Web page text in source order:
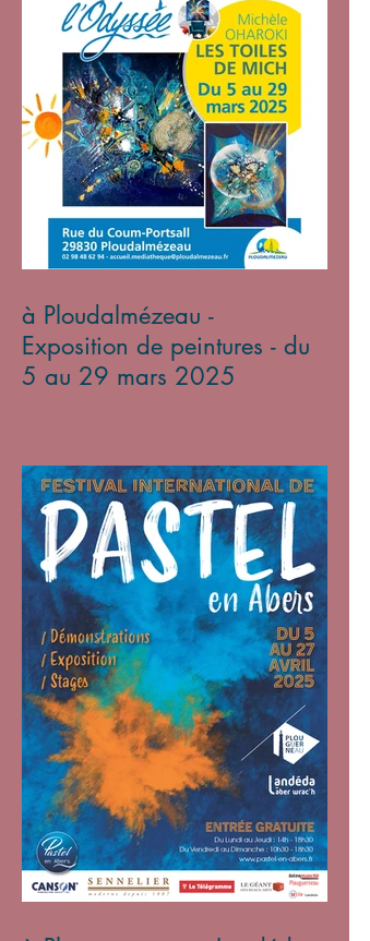
à Ploudalmézeau -
Exposition de peintures - du
5 au 29 mars 2025